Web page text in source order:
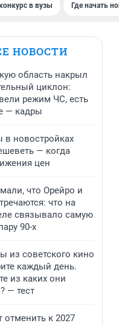
в вузы Где начать
НОВОСТИ
область накрыл
циклон:
режим ЧС, есть
— кадры
в новостройках
— когда
цен
что Орейро и
что на
связывало самую
90-х
из советского кино
каждый день.
из каких они
— тест
отменить к 2027